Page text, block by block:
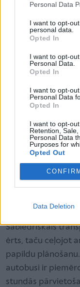
Personal Data
I want to opt-
personal data.
Opted In
I want to opt-
Personal Data.
Opted In
I want to opt-
Personal Data
Opted In
I want to opt-
Retention,
Personal Data
Purposes for
Opted Out
CONFIRM
Data Deletion
Drošība
Ceļojot kopā ar
publiskām
vai uz mirkli
nejauši apmaldās.
Praktisks
aproci ar vecāku
pareizi šķērsot
prasmēm, ko
Sabiedriskais
ērts, taču ceļojot
papildu
autobusi ir
stundās